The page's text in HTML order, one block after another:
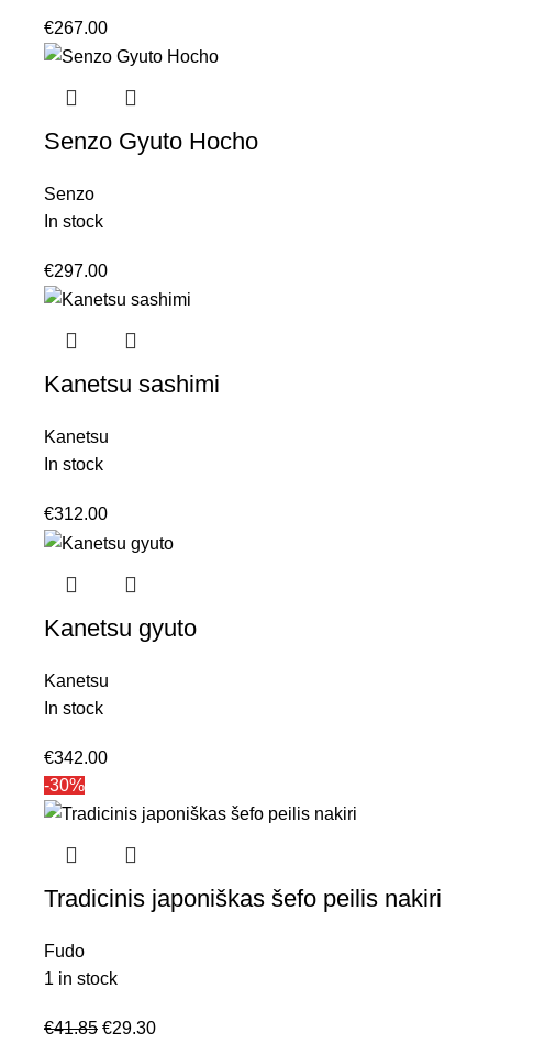
€267.00
Senzo Gyuto Hocho
Senzo
In stock
€297.00
Kanetsu sashimi
Kanetsu
In stock
€312.00
Kanetsu gyuto
Kanetsu
In stock
€342.00
-30%
Tradicinis japoniškas šefo peilis nakiri
Fudo
1 in stock
€41.85 €29.30